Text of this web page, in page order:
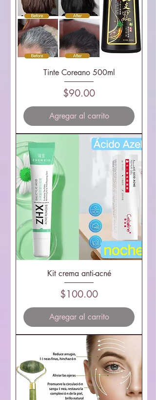
Tinte Coreano 500ml
Precio
$90.00
Agregar al carrito
Kit crema anti-acné
Precio
$100.00
Agregar al carrito